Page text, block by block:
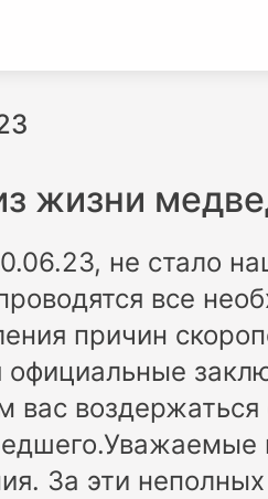
жизни
не стало
все
причин
официальные
вас
За эти